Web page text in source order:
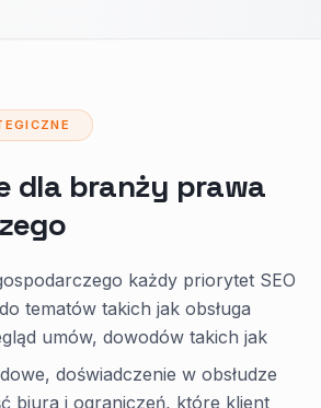
dla branży prawa
każdy priorytet SEO
tematów takich jak obsługa
umów, dowodów takich jak
doświadczenie w obsłudze
biura i ograniczeń, które klient